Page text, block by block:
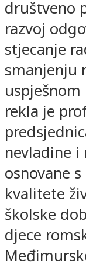
društveno
razvoj
stjecanje
smanjenju
rekla je
nevladine i
osnovane
kvalitete
školske
djece